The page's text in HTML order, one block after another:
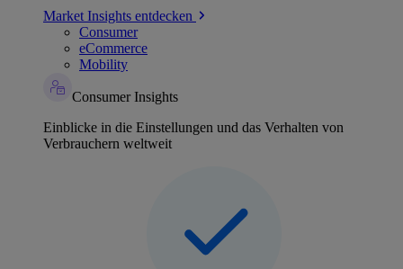
Market Insights entdecken
Consumer
eCommerce
Mobility
Consumer Insights
Einblicke in die Einstellungen und das Verhalten von
Verbrauchern weltweit